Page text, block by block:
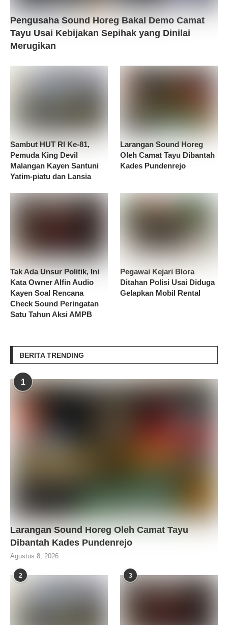
Pengusaha Sound Horeg Bakal Demo Camat
Tayu Usai Kebijakan Sepihak yang Dinilai
Merugikan
Sambut HUT RI Ke-81,
Pemuda King Devil
Malangan Kayen Santuni
Yatim-piatu dan Lansia
Larangan Sound Horeg
Oleh Camat Tayu Dibantah
Kades Pundenrejo
Tak Ada Unsur Politik, Ini
Kata Owner Alfin Audio
Kayen Soal Rencana
Check Sound Peringatan
Satu Tahun Aksi AMPB
Pegawai Kejari Blora
Ditahan Polisi Usai Diduga
Gelapkan Mobil Rental
BERITA TRENDING
1
Larangan Sound Horeg Oleh Camat Tayu
Dibantah Kades Pundenrejo
Agustus 8, 2026
2 3